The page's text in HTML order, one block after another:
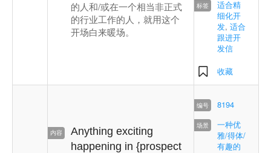
的人和/或在一个相当非正式
的行业工作的人，就用这个
开场白来暖场。
适合精
细化开
发, 适合
跟进开
发信
收藏
Anything exciting
happening in {prospect
8194
一种优
雅/得体/
有趣的